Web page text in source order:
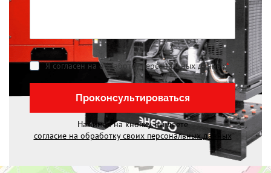
Я согласен на обработку персональных данных*
Проконсультироваться
Нажимая на кнопку, вы даете
согласие на обработку своих персональных данных